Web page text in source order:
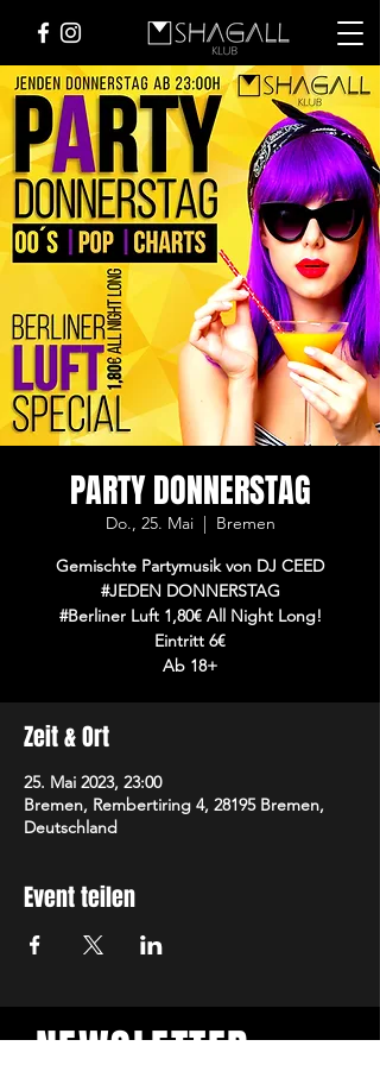
PARTY DONNERSTAG
Do., 25. Mai
  |
Bremen
Gemischte Partymusik von DJ CEED
#JEDEN DONNERSTAG
#Berliner Luft 1,80€ All Night Long!
Eintritt 6€
Ab 18+
Zeit & Ort
25. Mai 2023, 23:00
Bremen, Rembertiring 4, 28195 Bremen,
Deutschland
Event teilen
NEWSLETTER